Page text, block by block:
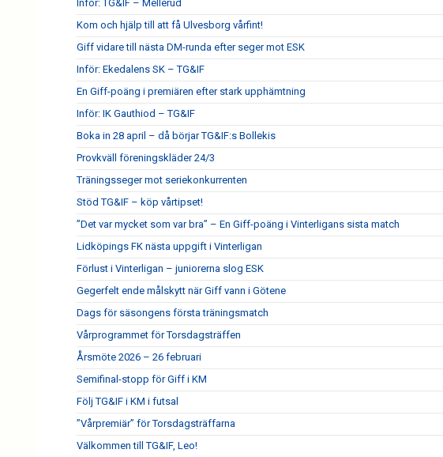
Inför: TG&IF – Mellerud
Kom och hjälp till att få Ulvesborg vårfint!
Giff vidare till nästa DM-runda efter seger mot ESK
Inför: Ekedalens SK – TG&IF
En Giff-poäng i premiären efter stark upphämtning
Inför: IK Gauthiod – TG&IF
Boka in 28 april – då börjar TG&IF:s Bollekis
Provkväll föreningskläder 24/3
Träningsseger mot seriekonkurrenten
Stöd TG&IF – köp vårtipset!
”Det var mycket som var bra” – En Giff-poäng i Vinterligans sista match
Lidköpings FK nästa uppgift i Vinterligan
Förlust i Vinterligan – juniorerna slog ESK
Gegerfelt ende målskytt när Giff vann i Götene
Dags för säsongens första träningsmatch
Vårprogrammet för Torsdagsträffen
Årsmöte 2026 – 26 februari
Semifinal-stopp för Giff i KM
Följ TG&IF i KM i futsal
”Vårpremiär” för Torsdagsträffarna
Välkommen till TG&IF, Leo!